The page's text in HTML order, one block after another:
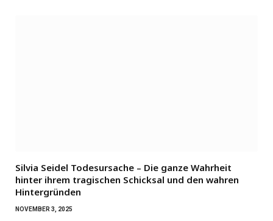
Silvia Seidel Todesursache – Die ganze Wahrheit
hinter ihrem tragischen Schicksal und den wahren
Hintergründen
NOVEMBER 3, 2025